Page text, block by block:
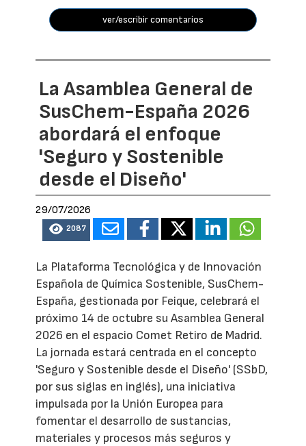
ver/escribir comentarios
La Asamblea General de
SusChem-España 2026
abordará el enfoque
'Seguro y Sostenible
desde el Diseño'
29/07/2026
2087
La Plataforma Tecnológica y de Innovación
Española de Química Sostenible, SusChem-
España, gestionada por Feique, celebrará el
próximo 14 de octubre su Asamblea General
2026 en el espacio Comet Retiro de Madrid.
La jornada estará centrada en el concepto
'Seguro y Sostenible desde el Diseño' (SSbD,
por sus siglas en inglés), una iniciativa
impulsada por la Unión Europea para
fomentar el desarrollo de sustancias,
materiales y procesos más seguros y